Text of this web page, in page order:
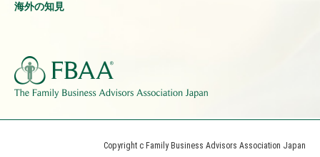
海外の知見
Copyright c Family Business Advisors Association Japan